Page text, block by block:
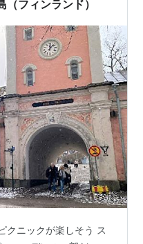
フィンランド）
クニックが楽しそう ス